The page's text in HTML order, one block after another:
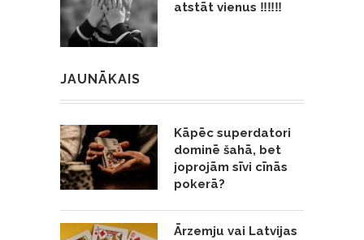
atstāt vienus ‼️‼️‼️
JAUNĀKAIS
Kāpēc superdatori
dominē šahā, bet
joprojām sīvi cīnās
pokerā?
Ārzemju vai Latvijas